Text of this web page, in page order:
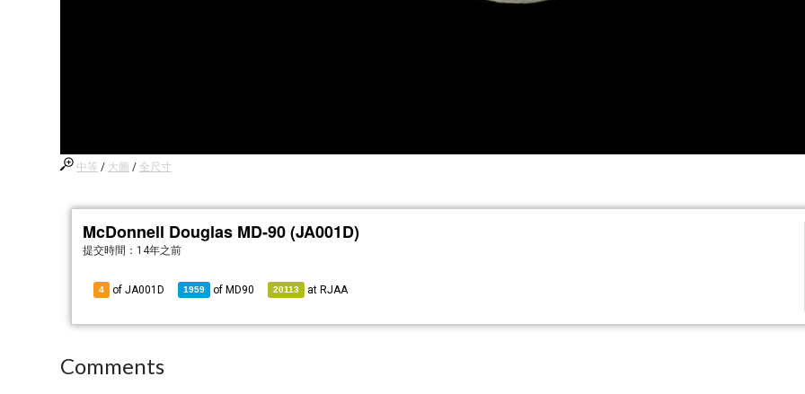
中等 / 大圖 / 全尺寸
McDonnell Douglas MD-90 (JA001D)
提交時間： 14年之前
4 of JA001D 1959 of MD90 20113 at RJAA
Comments